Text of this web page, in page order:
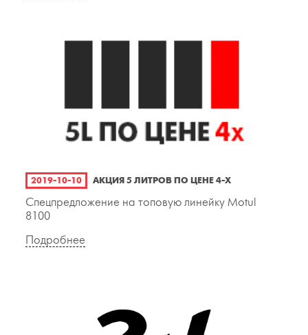
2019-10-10 АКЦИЯ 5 ЛИТРОВ ПО ЦЕНЕ 4-Х
Спецпредложение на топовую линейку Motul
8100
Подробнее